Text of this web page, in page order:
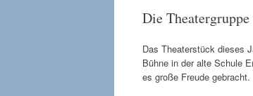
Die
Das Theaterstück dieses
Bühne in der alte Schule
es große Freude